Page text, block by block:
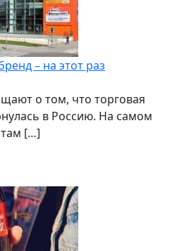
– на этот раз
о том, что торговая
в Россию. На самом
там […]